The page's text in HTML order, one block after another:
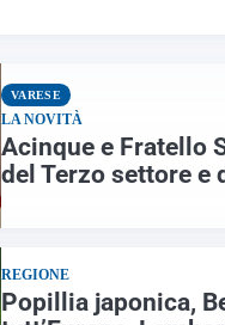
VARESE
LA NOVITÀ
Acinque e Fratello
del Terzo settore
REGIONE
Popillia japonica,